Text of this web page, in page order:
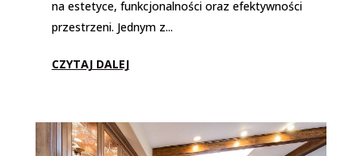
na estetyce, funkcjonalności oraz efektywności
przestrzeni. Jednym z...
CZYTAJ DALEJ